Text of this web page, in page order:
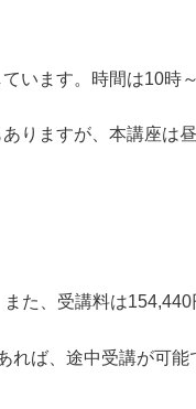
います。時間は10時
りますが、本講座は
た、受講料は
れば、途中受講が可